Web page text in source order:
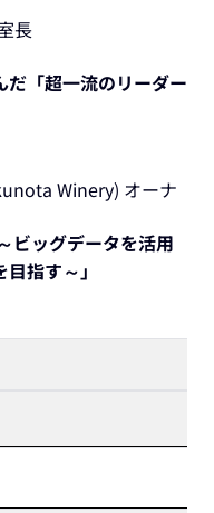
長
だ「超一流のリーダー
Winery) オーナ
ビッグデータを活用
指す～」